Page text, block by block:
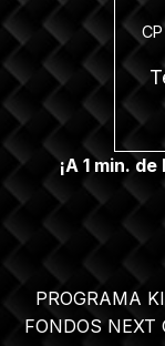
¡A 1 min.
PROGRAMA
FONDOS NEXT